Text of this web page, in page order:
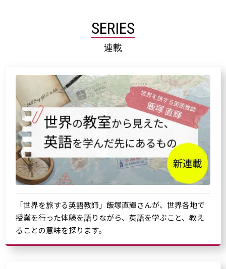
SERIES
連載
「世界を旅する英語教師」飯塚直輝さんが、世界各地で
授業を行った体験を語りながら、英語を学ぶこと、教え
ることの意味を探ります。